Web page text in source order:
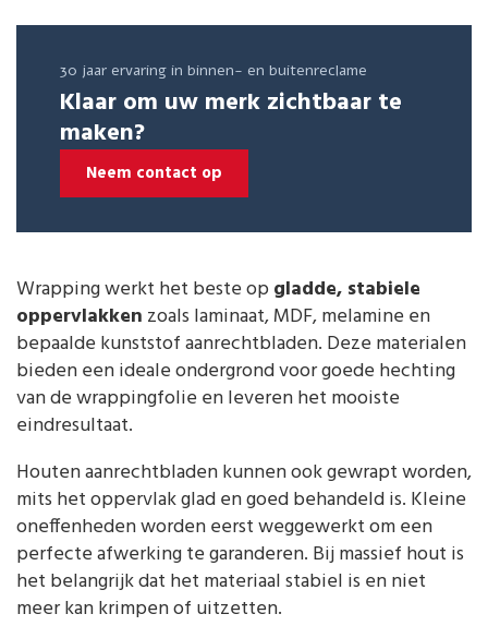
30 jaar ervaring in binnen- en buitenreclame
Klaar om uw merk zichtbaar te
maken?
Neem contact op
Wrapping werkt het beste opgladde, stabiele
oppervlakken zoals laminaat, MDF, melamine en
bepaalde kunststof aanrechtbladen. Deze materialen
bieden een ideale ondergrond voor goede hechting
van de wrappingfolie en leveren het mooiste
eindresultaat.
Houten aanrechtbladen kunnen ook gewrapt worden,
mits het oppervlak glad en goed behandeld is. Kleine
oneffenheden worden eerst weggewerkt om een
perfecte afwerking te garanderen. Bij massief hout is
het belangrijk dat het materiaal stabiel is en niet
meer kan krimpen of uitzetten.